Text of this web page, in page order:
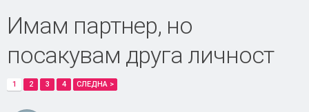
Имам партнер, но
посакувам друга личност
1 2 3 4 СЛЕДНА >